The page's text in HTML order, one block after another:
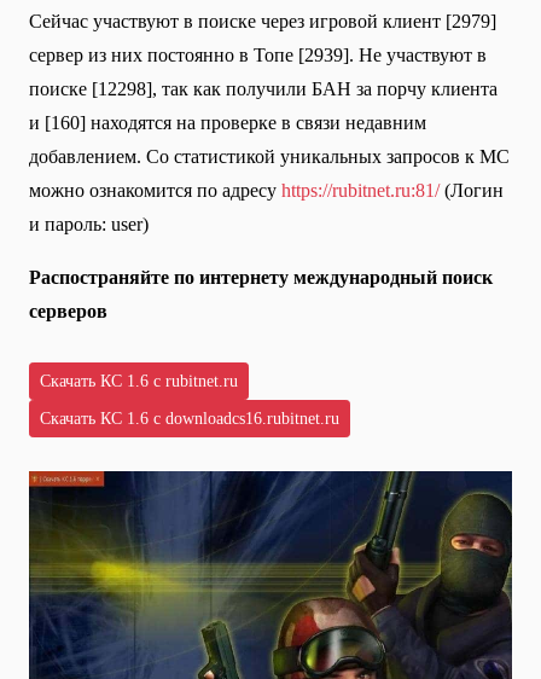
Сейчас участвуют в поиске через игровой клиент [2979]
сервер из них постоянно в Топе [2939]. Не участвуют в
поиске [12298], так как получили БАН за порчу клиента
и [160] находятся на проверке в связи недавним
добавлением. Со статистикой уникальных запросов к МС
можно ознакомится по адресу https://rubitnet.ru:81/(Логин
и пароль: user)
Распостраняйте по интернету международный поиск
серверов
Скачать КС 1.6 с rubitnet.ru
Скачать КС 1.6 с downloadcs16.rubitnet.ru